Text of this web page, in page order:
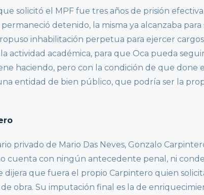
solicitó el MPF fue tres años de prisión
detenido, la misma ya alcanzaba
inhabilitación perpetua para ejercer
actividad académica, para que Oca pueda
haciendo, pero con la condición de que done
entidad de bien público, que podría ser la
privado de Mario Das Neves, Gonzalo
cuenta con ningún antecedente penal, ni
que fuera el propio Carpintero quien
obra. Su imputación final es la de